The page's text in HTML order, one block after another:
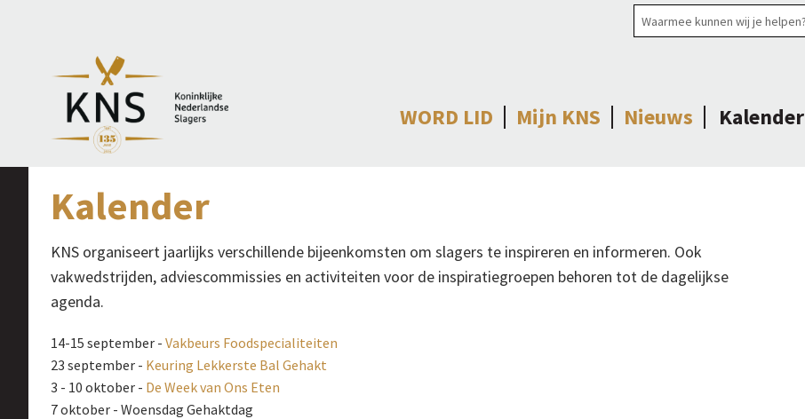
WORD LID Mijn KNS Nieuws Kalender
Kalender
KNS organiseert jaarlijks verschillende bijeenkomsten om slagers te inspireren en informeren. Ook
vakwedstrijden, adviescommissies en activiteiten voor de inspiratiegroepen behoren tot de dagelijkse
agenda.
14-15 september - Vakbeurs Foodspecialiteiten
23 september - Keuring Lekkerste Bal Gehakt
3 - 10 oktober - De Week van Ons Eten
7 oktober - Woensdag Gehaktdag